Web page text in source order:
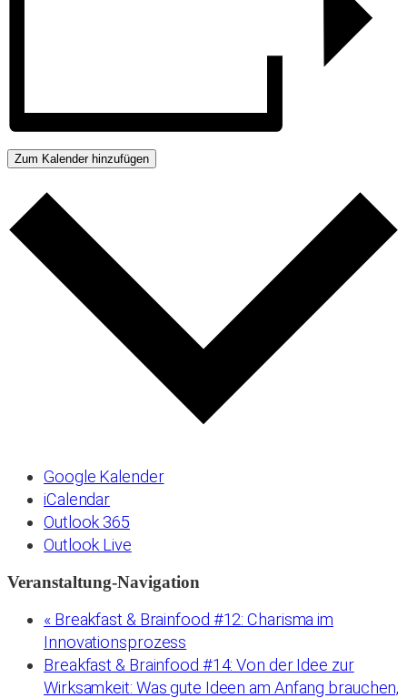
Zum Kalender hinzufügen
Google Kalender
iCalendar
Outlook 365
Outlook Live
Veranstaltung-Navigation
«Breakfast & Brainfood #12: Charisma im
Innovationsprozess
Breakfast & Brainfood #14: Von der Idee zur
Wirksamkeit: Was gute Ideen am Anfang brauchen,